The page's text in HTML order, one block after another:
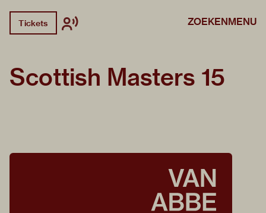
Tickets ZOEKENMENU
Scottish Masters 15